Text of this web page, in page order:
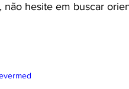
hesite em buscar